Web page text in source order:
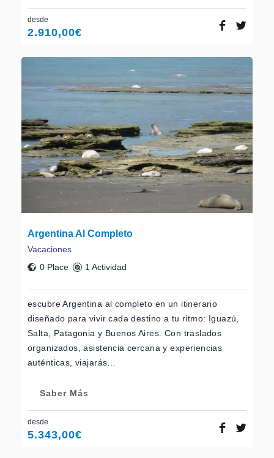
desde
2.910,00€
Argentina Al Completo
Vacaciones
0 Place
1 Actividad
escubre Argentina al completo en un itinerario
diseñado para vivir cada destino a tu ritmo: Iguazú,
Salta, Patagonia y Buenos Aires. Con traslados
organizados, asistencia cercana y experiencias
auténticas, viajarás…
Saber Más
desde
5.343,00€